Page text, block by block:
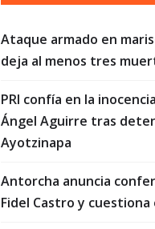
Ataque armado en
deja al menos tres
PRI confía en la
Ángel Aguirre tras
Ayotzinapa
Antorcha anuncia
Fidel Castro y